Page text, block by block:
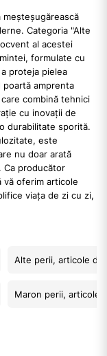
meșteșugărească
Categoria "Alte
al acestei
formulate cu
proteja pielea
amprenta
combină tehnici
cu inovații de
durabilitate sporită.
este
nu doar arată
Ca producător
vă oferim articole
viața de zi cu zi,
nu este doar un
produsele noastre
Alte perii, articole de
Maron perii, articole